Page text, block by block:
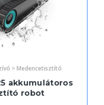
> Medencetisztító
akkumulátoros
robot